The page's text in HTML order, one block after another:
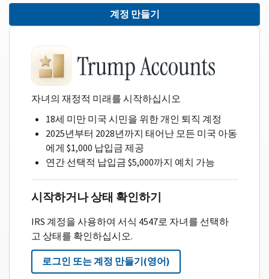
계정 만들기
자녀의 재정적 미래를 시작하십시오
18세 미만 미국 시민을 위한 개인 퇴직 계정
2025년부터 2028년까지 태어난 모든 미국 아동
에게 $1,000 납입금 제공
연간 선택적 납입금 $5,000까지 예치 가능
시작하거나 상태 확인하기
IRS 계정을 사용하여 서식 4547로 자녀를 선택하
고 상태를 확인하십시오.
로그인 또는 계정 만들기(영어)